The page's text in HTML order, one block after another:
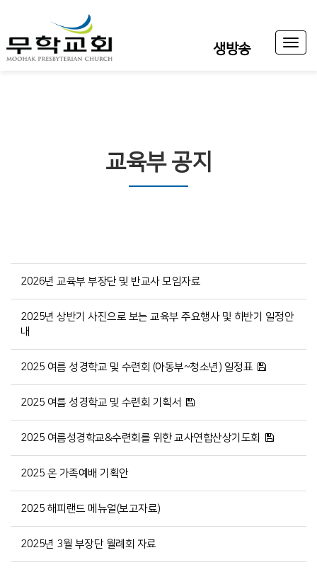
생방송
Toggle
교육부 공지
2026년 교육부 부장단 및 반교사 모임자료
2025년 상반기 사진으로 보는 교육부 주요행사 및 하반기 일정안
내
2025 여름 성경학교 및 수련회 (아동부~청소년) 일정표
2025 여름 성경학교 및 수련회 기획서
2025 여름성경학교&수련회를 위한 교사연합산상기도회
2025 온 가족예배 기획안
2025 해피랜드 메뉴얼(보고자료)
2025년 3월 부장단 월례회 자료